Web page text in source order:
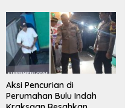
Aksi Pencurian di
Perumahan Bulu Indah